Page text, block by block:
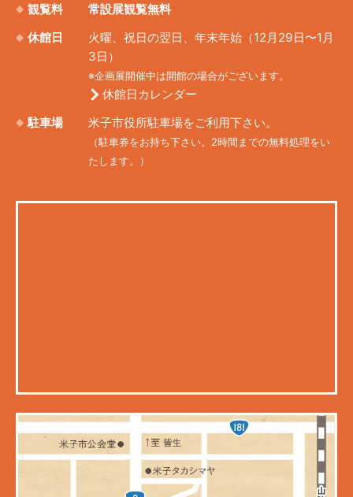
観覧料
常設展観覧無料
休館日
火曜、祝日の翌日、年末年始（12月29日〜1月
3日）
※企画展開催中は開館の場合がございます。
休館日カレンダー
駐車場
米子市役所駐車場をご利用下さい。
（駐車券をお持ち下さい。2時間までの無料処理をい
たします。）